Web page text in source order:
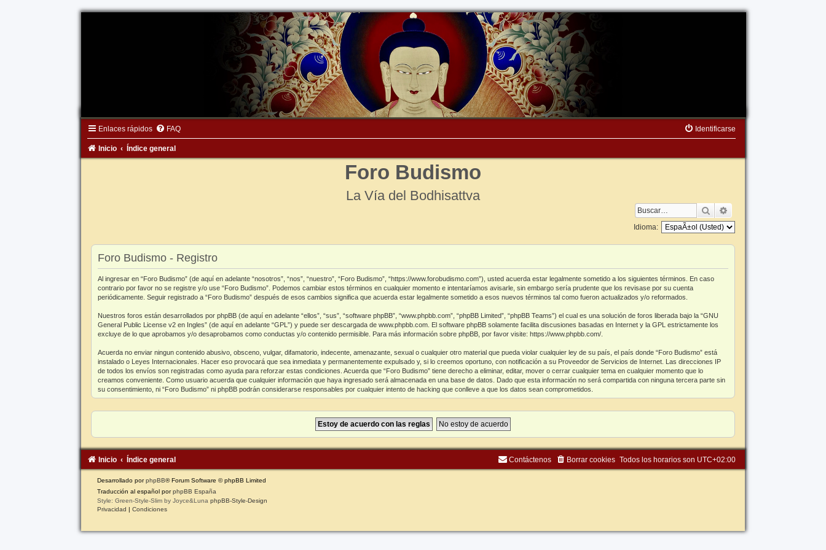
Enlaces rápidos FAQ Identificarse
Inicio Índice general
Foro Budismo
La Vía del Bodhisattva
Buscar
Idioma:
Foro Budismo - Registro
Al ingresar en “Foro Budismo” (de aquí en adelante “nosotros”, “nos”, “nuestro”, “Foro Budismo”, “https://www.forobudismo.com”), usted acuerda estar legalmente sometido a los siguientes términos. En caso
contrario por favor no se registre y/o use “Foro Budismo”. Podemos cambiar estos términos en cualquier momento e intentaríamos avisarle, sin embargo sería prudente que los revisase por su cuenta
periódicamente. Seguir registrado a “Foro Budismo” después de esos cambios significa que acuerda estar legalmente sometido a esos nuevos términos tal como fueron actualizados y/o reformados.
Nuestros foros están desarrollados por phpBB (de aquí en adelante “ellos”, “sus”, “software phpBB”, “www.phpbb.com”, “phpBB Limited”, “phpBB Teams”) el cual es una solución de foros liberada bajo la “GNU
General Public License v2 en Ingles” (de aquí en adelante “GPL”) y puede ser descargada de www.phpbb.com. El software phpBB solamente facilita discusiones basadas en Internet y la GPL estrictamente los
excluye de lo que aprobamos y/o desaprobamos como conductas y/o contenido permisible. Para más información sobre phpBB, por favor visite: https://www.phpbb.com/.
Acuerda no enviar ningun contenido abusivo, obsceno, vulgar, difamatorio, indecente, amenazante, sexual o cualquier otro material que pueda violar cualquier ley de su país, el país donde “Foro Budismo” está
instalado o Leyes Internacionales. Hacer eso provocará que sea inmediata y permanentemente expulsado y, si lo creemos oportuno, con notificación a su Proveedor de Servicios de Internet. Las direcciones IP
de todos los envíos son registradas como ayuda para reforzar estas condiciones. Acuerda que “Foro Budismo” tiene derecho a eliminar, editar, mover o cerrar cualquier tema en cualquier momento que lo
creamos conveniente. Como usuario acuerda que cualquier información que haya ingresado será almacenada en una base de datos. Dado que esta información no será compartida con ninguna tercera parte sin
su consentimiento, ni “Foro Budismo” ni phpBB podrán considerarse responsables por cualquier intento de hacking que conlleve a que los datos sean comprometidos.
Inicio Índice general Todos los horarios son UTC+02:00
Borrar cookies
Contáctenos
Desarrollado porphpBB® Forum Software © phpBB Limited
Traducción al español porphpBB España
Style: Green-Style-Slim by Joyce&Luna phpBB-Style-Design
Privacidad | Condiciones